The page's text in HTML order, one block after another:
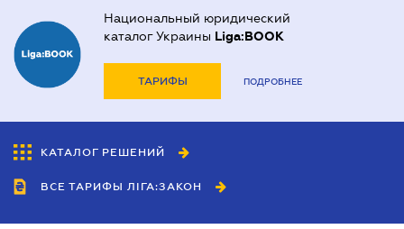
Национальный юридический
каталог Украины Liga:BOOK
ТАРИФЫ ПОДРОБНЕЕ
КАТАЛОГ РЕШЕНИЙ
ВСЕ ТАРИФЫ ЛІГА:ЗАКОН